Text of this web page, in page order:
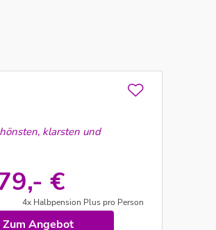
klarsten und
€
4x Halbpension Plus pro Person
Zum Angebot